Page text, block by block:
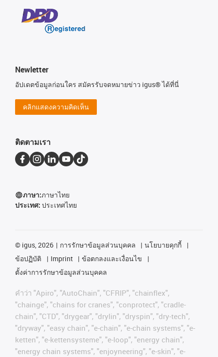
Newletter
อัปเดตข้อมูลก่อนใคร สมัครรับจดหมายข่าว igus® ได้ที่นี่
คลิกแสดงความคิดเห็น
ติดตามเรา
ภาษา:ภาษาไทย
ประเทศ: ประเทศไทย
© igus, 2026 การรักษาข้อมูลส่วนบุคคล
นโยบายคุกกี้
ข้อปฏิบัติ
Imprint
ข้อตกลงและเงื่อนไข
ตั้งค่าการรักษาข้อมูลส่วนบุคคล
คําว่า "Apiro", "AutoChain", "CFRIP", "chainflex",
"chainge", "chains for cranes", "conprotect", "cradle-
chain", "CTD", "drygear", "drylin", "dryspin", "dry-tech",
"dryway", "easy chain", "e-chain", "e-chain systems", "e-
ketten", "e-kettensysteme", "e-loop", "energy chain",
"energy chain systems", "enjoyneering", "e-skin", "e-